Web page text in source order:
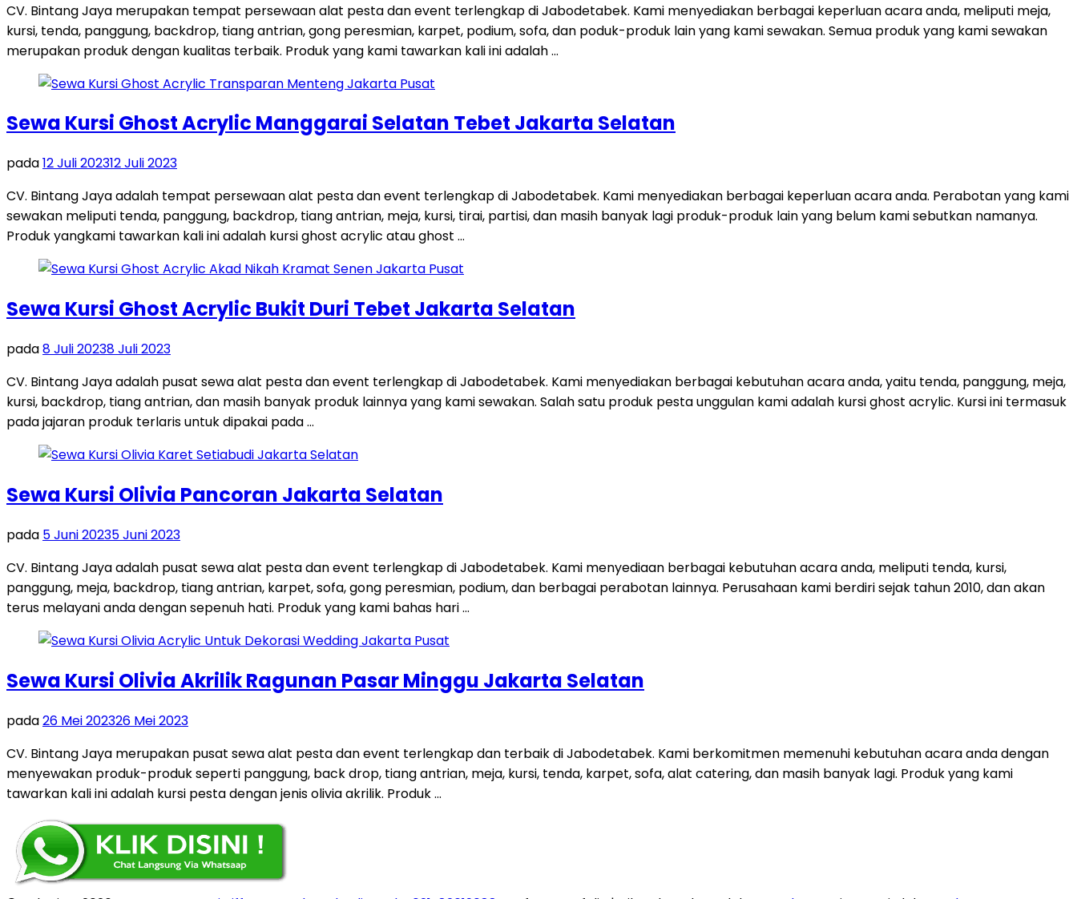
CV. Bintang Jaya merupakan tempat persewaan alat pesta dan event terlengkap di Jabodetabek. Kami menyediakan berbagai keperluan acara anda, meliputi meja,
kursi, tenda, panggung, backdrop, tiang antrian, gong peresmian, karpet, podium, sofa, dan poduk-produk lain yang kami sewakan. Semua produk yang kami sewakan
merupakan produk dengan kualitas terbaik. Produk yang kami tawarkan kali ini adalah …
Sewa Kursi Ghost Acrylic Manggarai Selatan Tebet Jakarta Selatan
pada12 Juli 202312 Juli 2023
CV. Bintang Jaya adalah tempat persewaan alat pesta dan event terlengkap di Jabodetabek. Kami menyediakan berbagai keperluan acara anda. Perabotan yang kami
sewakan meliputi tenda, panggung, backdrop, tiang antrian, meja, kursi, tirai, partisi, dan masih banyak lagi produk-produk lain yang belum kami sebutkan namanya.
Produk yangkami tawarkan kali ini adalah kursi ghost acrylic atau ghost …
Sewa Kursi Ghost Acrylic Bukit Duri Tebet Jakarta Selatan
pada8 Juli 20238 Juli 2023
CV. Bintang Jaya adalah pusat sewa alat pesta dan event terlengkap di Jabodetabek. Kami menyediakan berbagai kebutuhan acara anda, yaitu tenda, panggung, meja,
kursi, backdrop, tiang antrian, dan masih banyak produk lainnya yang kami sewakan. Salah satu produk pesta unggulan kami adalah kursi ghost acrylic. Kursi ini termasuk
pada jajaran produk terlaris untuk dipakai pada …
Sewa Kursi Olivia Pancoran Jakarta Selatan
pada 5 Juni 20235 Juni 2023
CV. Bintang Jaya adalah pusat sewa alat pesta dan event terlengkap di Jabodetabek. Kami menyediaan berbagai kebutuhan acara anda, meliputi tenda, kursi,
panggung, meja, backdrop, tiang antrian, karpet, sofa, gong peresmian, podium, dan berbagai perabotan lainnya. Perusahaan kami berdiri sejak tahun 2010, dan akan
terus melayani anda dengan sepenuh hati. Produk yang kami bahas hari …
Sewa Kursi Olivia Akrilik Ragunan Pasar Minggu Jakarta Selatan
pada26 Mei 202326 Mei 2023
CV. Bintang Jaya merupakan pusat sewa alat pesta dan event terlengkap dan terbaik di Jabodetabek. Kami berkomitmen memenuhi kebutuhan acara anda dengan
menyewakan produk-produk seperti panggung, back drop, tiang antrian, meja, kursi, tenda, karpet, sofa, alat catering, dan masih banyak lagi. Produk yang kami
tawarkan kali ini adalah kursi pesta dengan jenis olivia akrilik. Produk …